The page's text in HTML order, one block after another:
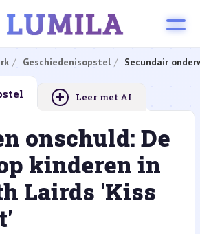
Geschiedenisopstel Secundair
+ Leer met AI
onschuld: De
kinderen in
Lairds 'Kiss